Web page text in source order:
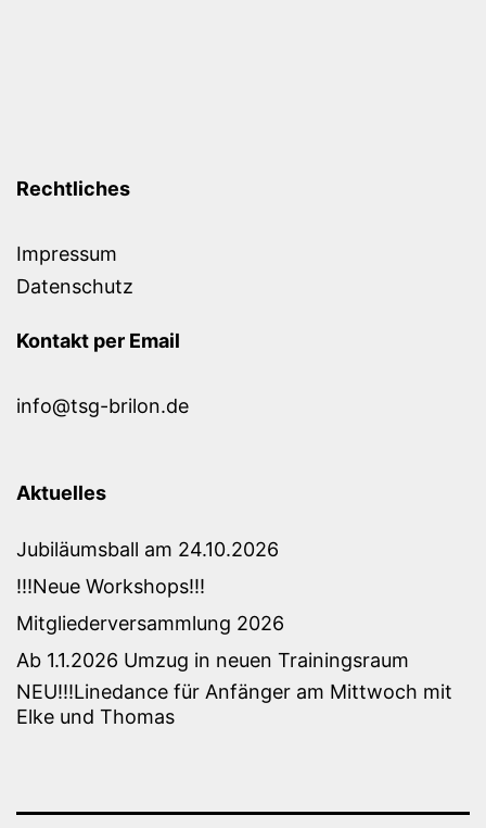
Rechtliches
Impressum
Datenschutz
Kontakt per Email
info@tsg-brilon.de
Aktuelles
Jubiläumsball am 24.10.2026
!!!Neue Workshops!!!
Mitgliederversammlung 2026
Ab 1.1.2026 Umzug in neuen Trainingsraum
NEU!!!Linedance für Anfänger am Mittwoch mit
Elke und Thomas